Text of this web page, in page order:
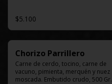
$5.100
Chorizo Parrillero
Carne de cerdo, tocino, carne de
vacuno, pimienta, merquén y nuez
moscada. Embutido crudo, 500 Gr.